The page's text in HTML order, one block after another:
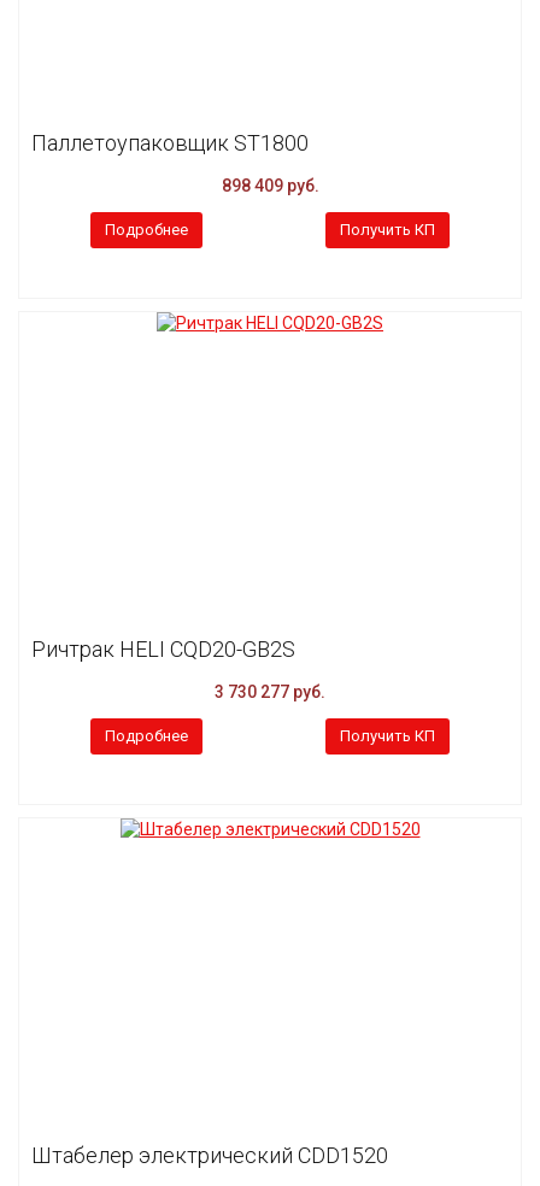
Паллетоупаковщик ST1800
898 409 руб.
Подробнее Получить КП
Ричтрак HELI CQD20-GB2S
3 730 277 руб.
Подробнее Получить КП
Штабелер электрический CDD1520